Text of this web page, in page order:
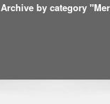
Archive by category